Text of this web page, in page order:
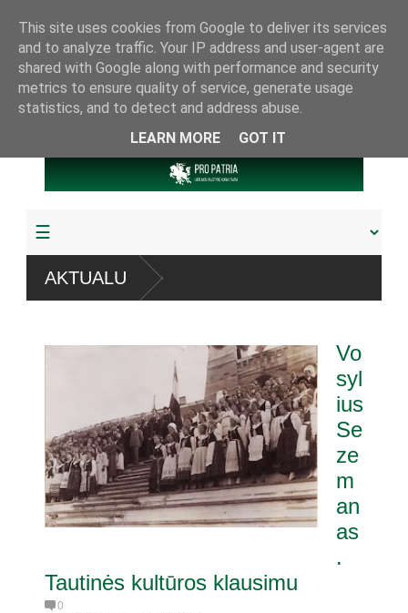
AKTUALU
Vo
syl
ius
Se
ze
m
an
as
.
Tautinės kultūros klausimu
0
This site uses cookies from Google to deliver its services
and to analyze traffic. Your IP address and user-agent are
shared with Google along with performance and security
metrics to ensure quality of service, generate usage
statistics, and to detect and address abuse.
LEARN MORE
GOT IT